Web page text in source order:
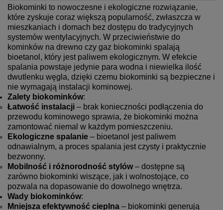
Biokominki to nowoczesne i ekologiczne rozwiązanie,
które zyskuje coraz większą popularność, zwłaszcza w
mieszkaniach i domach bez dostępu do tradycyjnych
systemów wentylacyjnych. W przeciwieństwie do
kominków na drewno czy gaz biokominki spalają
bioetanol, który jest paliwem ekologicznym. W efekcie
spalania powstaje jedynie para wodna i niewielka ilość
dwutlenku węgla, dzięki czemu biokominki są bezpieczne i
nie wymagają instalacji kominowej.
Zalety biokominków:
Łatwość instalacji – brak konieczności podłączenia do
przewodu kominowego sprawia, że biokominki można
zamontować niemal w każdym pomieszczeniu.
Ekologiczne spalanie – bioetanol jest paliwem
odnawialnym, a proces spalania jest czysty i praktycznie
bezwonny.
Mobilność i różnorodność stylów– dostępne są
zarówno biokominki wiszące, jak i wolnostojące, co
pozwala na dopasowanie do dowolnego wnętrza.
Wady biokominków:
Mniejsza efektywność cieplna – biokominki generują